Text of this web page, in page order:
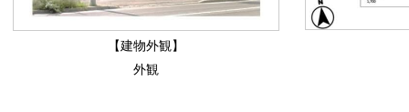
【建物外観】
外観